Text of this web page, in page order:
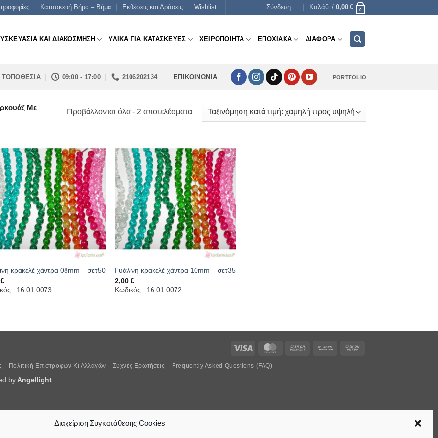
Διαχείριση Συγκατάθεσης Cookies
Κατασκευή Βήμα – Βήμα Εκθέσεις και Δράσεις Wishlist Σύνδεση Καλάθι / 0,00 € 0
ΚΑΙ ΔΙΑΚΟΣΜΗΣΗ ΥΛΙΚΑ ΓΙΑ ΚΑΤΑΣΚΕΥΕΣ ΧΕΙΡΟΠΟΙΗΤΑ ΕΠΟΧΙΑΚΑ ΔΙΑΦΟΡΑ
ΤΟΠΟΘΕΣΙΑ 09:00 - 17:00 2106202134 ΕΠΙΚΟΙΝΩΝΙΑ PORTFOLIO
Με
Προβάλλονται όλα - 2 αποτελέσματαSorted
low
to
high
κρακελέ χάντρα 08mm – σετ50
€
16.01.0073
Γυάλινη κρακελέ χάντρα 10mm – σετ35
2,00€
Κωδικός: 16.01.0072
Visa MasterCardCash
Bank
Πολιτική Επιστροφών Κι Αλλαγών Συχνές Ερωτήσεις – Frequently Asked Questions (FAQ)
by Angellight